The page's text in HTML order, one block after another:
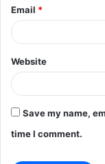
Email *
Website
Save my name,
time I comment.